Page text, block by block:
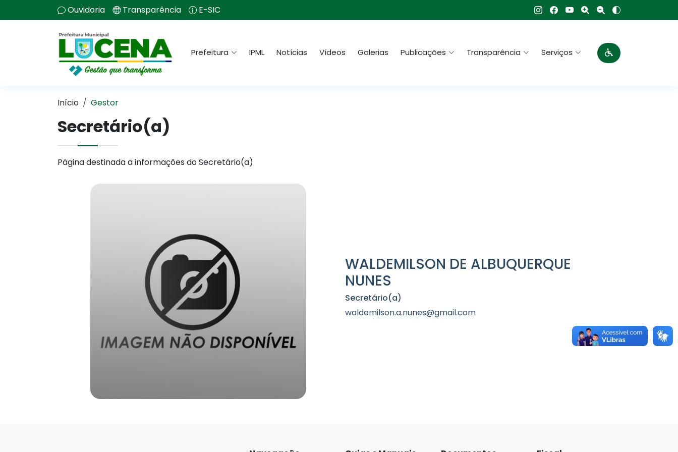
Ouvidoria Transparência E-SIC
Prefeitura IPML Notícias Vídeos Galerias Publicações Transparência Serviços
Início Gestor
Secretário(a)
Página destinada a informações do Secretário(a)
WALDEMILSON DE ALBUQUERQUE
NUNES
Secretário(a)
waldemilson.a.nunes@gmail.com